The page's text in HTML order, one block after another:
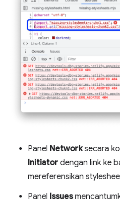
Panel Networksecara
Initiator dengan link ke
mereferensikan
Panel Issues